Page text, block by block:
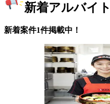
新着アルバイト
新着案件1件掲載中！